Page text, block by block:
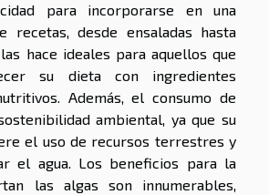
para incorporarse en una
recetas, desde ensaladas hasta
hace ideales para aquellos que
su dieta con ingredientes
Además, el consumo de
ambiental, ya que su
el uso de recursos terrestres y
el agua. Los beneficios para la
las algas son innumerables,